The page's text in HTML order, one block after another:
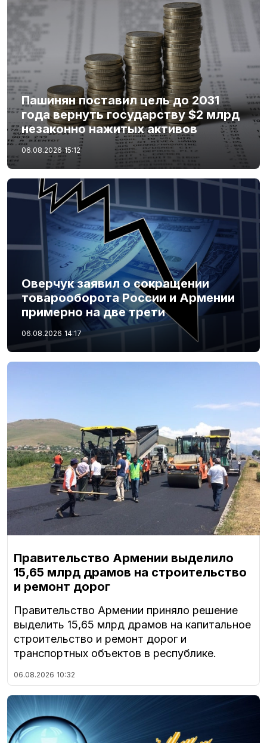
Пашинян поставил цель до 2031
года вернуть государству $2 млрд
незаконно нажитых активов
06.08.2026 15:12
Оверчук заявил о сокращении
товарооборота России и Армении
примерно на две трети
06.08.2026 14:17
Правительство Армении выделило
15,65 млрд драмов на строительство
и ремонт дорог
Правительство Армении приняло решение
выделить 15,65 млрд драмов на капитальное
строительство и ремонт дорог и
транспортных объектов в республике.
06.08.2026 10:32